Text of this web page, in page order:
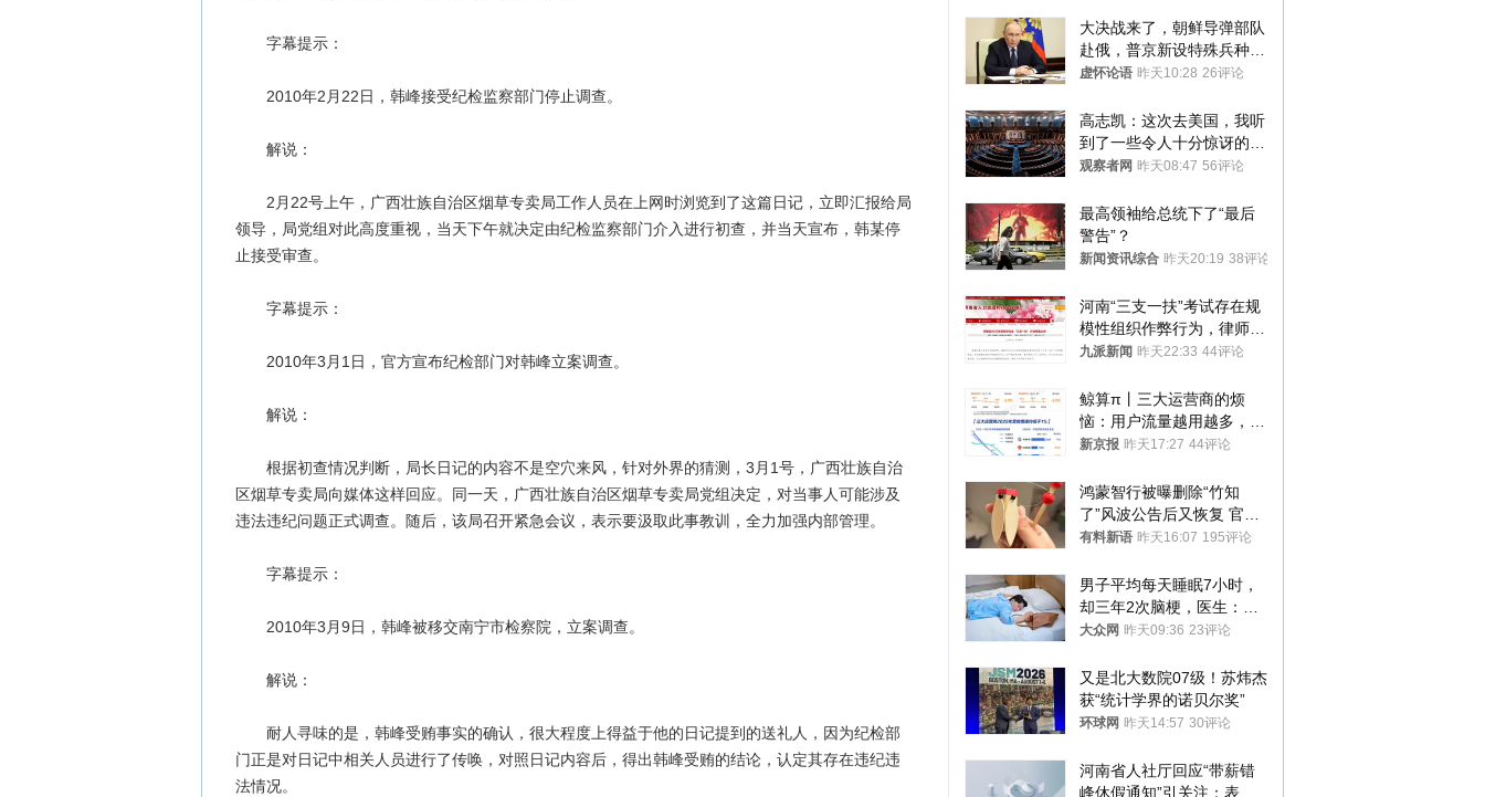
字幕提示：
2010年2月22日，韩峰接受纪检监察部门停止调查。
解说：
2月22号上午，广西壮族自治区烟草专卖局工作人员在上网时浏览到了这篇日记，立即汇报给局
领导，局党组对此高度重视，当天下午就决定由纪检监察部门介入进行初查，并当天宣布，韩某停
止接受审查。
字幕提示：
2010年3月1日，官方宣布纪检部门对韩峰立案调查。
解说：
根据初查情况判断，局长日记的内容不是空穴来风，针对外界的猜测，3月1号，广西壮族自治
区烟草专卖局向媒体这样回应。同一天，广西壮族自治区烟草专卖局党组决定，对当事人可能涉及
违法违纪问题正式调查。随后，该局召开紧急会议，表示要汲取此事教训，全力加强内部管理。
字幕提示：
2010年3月9日，韩峰被移交南宁市检察院，立案调查。
解说：
耐人寻味的是，韩峰受贿事实的确认，很大程度上得益于他的日记提到的送礼人，因为纪检部
门正是对日记中相关人员进行了传唤，对照日记内容后，得出韩峰受贿的结论，认定其存在违纪违
法情况。
大决战来了，朝鲜导弹部队
赴俄，普京新设特殊兵种，
76岁老将扛旗
虚怀论语 昨天10:28 26评论
高志凯：这次去美国，我听
到了一些令人十分惊讶的消
息
观察者网 昨天08:47 56评论
最高领袖给总统下了“最后
警告”？
新闻资讯综合 昨天20:19 38评论
河南“三支一扶”考试存在规
模性组织作弊行为，律师：
涉嫌非法获取国家秘密罪等
九派新闻 昨天22:33 44评论
鲸算π丨三大运营商的烦
恼：用户流量越用越多，收
入却越来越少
新京报 昨天17:27 44评论
鸿蒙智行被曝删除“竹知
了”风波公告后又恢复 官媒
曾力挺：劝华为要大度的，
有料新语 昨天16:07 195评论
男子平均每天睡眠7小时，
却三年2次脑梗，医生：这
样睡觉更伤身
大众网 昨天09:36 23评论
又是北大数院07级！苏炜杰
获“统计学界的诺贝尔奖”
环球网 昨天14:57 30评论
河南省人社厅回应“带薪错
峰休假通知”引关注：表述